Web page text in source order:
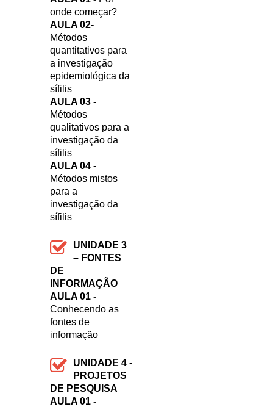
onde começar?
AULA 02-
Métodos
quantitativos para
a investigação
epidemiológica da
sífilis
AULA 03 -
Métodos
qualitativos para a
investigação da
sífilis
AULA 04 -
Métodos mistos
para a
investigação da
sífilis
UNIDADE 3
– FONTES
DE
INFORMAÇÃO
AULA 01 -
Conhecendo as
fontes de
informação
UNIDADE 4 -
PROJETOS
DE PESQUISA
AULA 01 -